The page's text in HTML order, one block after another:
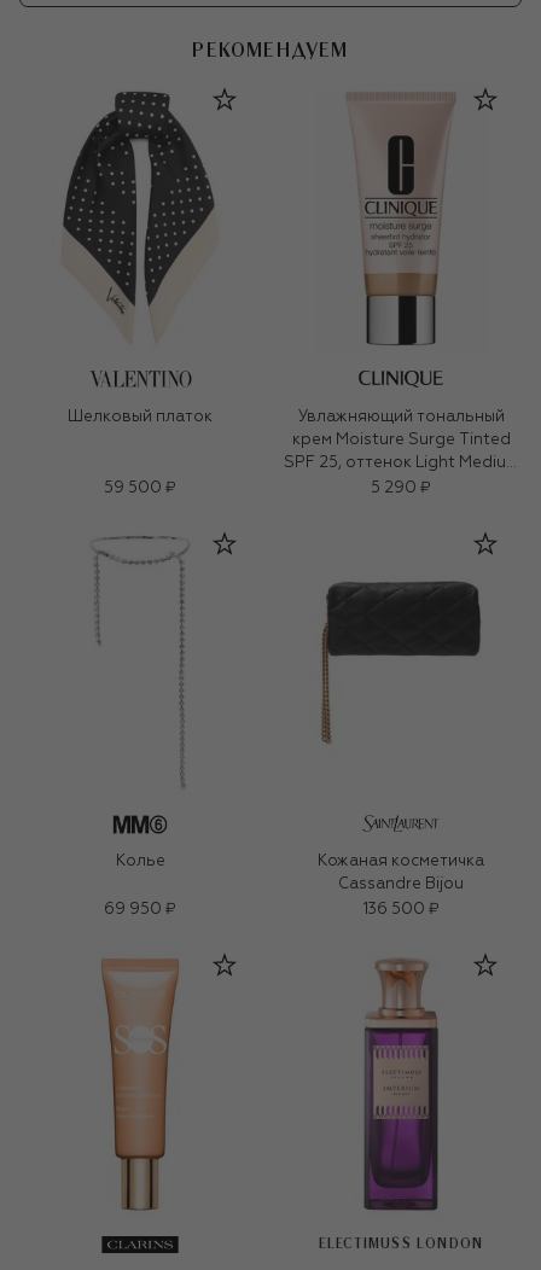
РЕКОМЕНДУЕМ
Шелковый платок
59 500 ₽
Увлажняющий тональный
крем Moisture Surge Tinted
SPF 25, оттенок Light Medium
(40ml)
5 290 ₽
Колье
69 950 ₽
Кожаная косметичка
Cassandre Bijou
136 500 ₽
ELECTIMUSS LONDON